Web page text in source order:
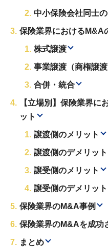
中小保険会社同士
保険業界におけるM&A
株式譲渡
事業譲渡（商権譲渡
合併・統合
【立場別】保険業界に
ット
譲渡側のメリット
譲渡側のデメリット
譲受側のメリット
譲受側のデメリット
保険業界のM&A事例
保険業界のM&Aを成功
まとめ